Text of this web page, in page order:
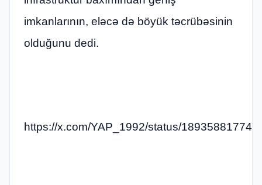
imkanlarının, eləcə də böyük təcrübəsinin
olduğunu dedi.
https://x.com/YAP_1992/status/